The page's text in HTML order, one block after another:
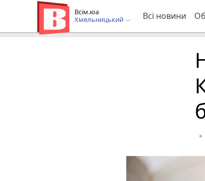
Всім.юа
Хмельницький
Всі новини